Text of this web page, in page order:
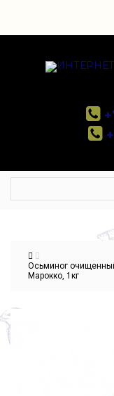
Осьминог
Марокко, 1кг